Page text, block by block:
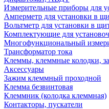
Измерительные приборы для
Амперметр для установки в
Вольтметр для установки в
Комплектующие для
Многофункциональный
Трансформатор тока
Клеммы, клеммные колодки,
Аксессуары
Зажим клеммный проходной
Клемма безвинтовая
Клеммник (колодка клеммная)
Контакторы, пускатели